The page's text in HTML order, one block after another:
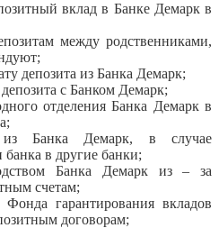
вклад в Банке Демарк в
между родственниками,
депозита из Банка Демарк;
с Банком Демарк;
отделения Банка Демарк в
из Банка Демарк, в случае
банка в другие банки;
Банка Демарк из – за
счетам;
гарантирования вкладов
договорам;